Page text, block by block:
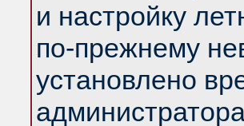
и настройку
по-прежнему
установлено